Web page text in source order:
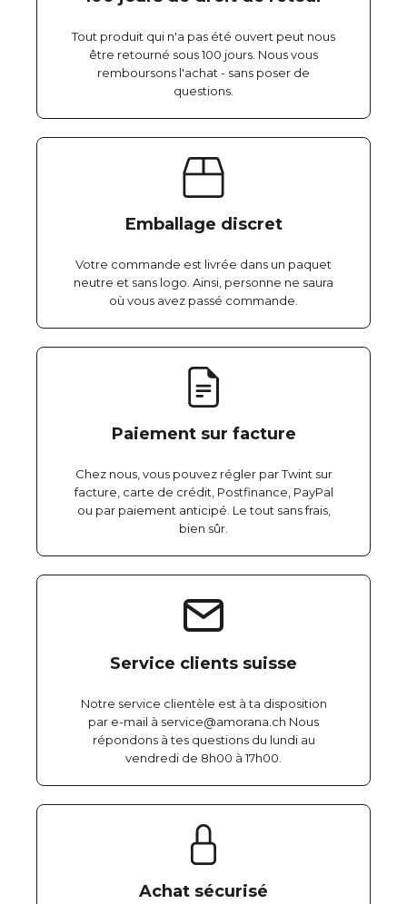
Tout produit qui n'a pas été ouvert peut nous
être retourné sous 100 jours. Nous vous
remboursons l'achat - sans poser de
questions.
Emballage discret
Votre commande est livrée dans un paquet
neutre et sans logo. Ainsi, personne ne saura
où vous avez passé commande.
Paiement sur facture
Chez nous, vous pouvez régler par Twint sur
facture, carte de crédit, Postfinance, PayPal
ou par paiement anticipé. Le tout sans frais,
bien sûr.
Service clients suisse
Notre service clientèle est à ta disposition
par e-mail à service@amorana.ch Nous
répondons à tes questions du lundi au
vendredi de 8h00 à 17h00.
Achat sécurisé